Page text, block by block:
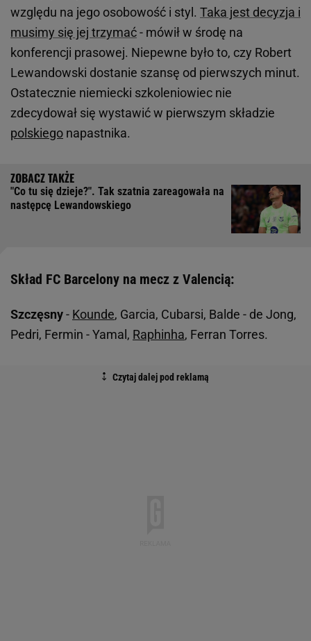
względu na jego osobowość i styl. Taka jest decyzja i
musimy się jej trzymać- mówił w środę na
konferencji prasowej. Niepewne było to, czy Robert
Lewandowski dostanie szansę od pierwszych minut.
Ostatecznie niemiecki szkoleniowiec nie
zdecydował się wystawić w pierwszym składzie
polskiego napastnika.
"Co tu się dzieje?". Tak szatnia zareagowała na
następcę Lewandowskiego
Skład FC Barcelony na mecz z Valencią:
Szczęsny- Kounde, Garcia, Cubarsi, Balde - de Jong,
Pedri, Fermin - Yamal, Raphinha, Ferran Torres.